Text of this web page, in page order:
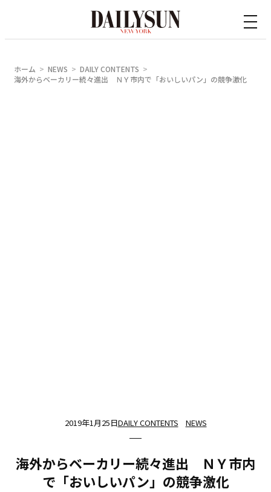
ホーム NEWS
DAILY CONTENTS
海外からベーカリー続々進出 ＮＹ市内で「おいしいパン」の競争激化
2019年1月25日DAILY CONTENTS NEWS
海外からベーカリー続々進出 ＮＹ市内
で「おいしいパン」の競争激化